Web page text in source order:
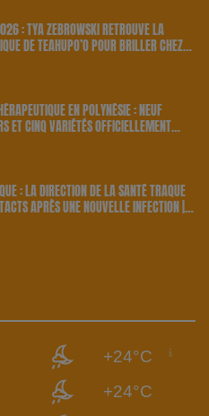
: TYA ZEBROWSKI RETROUVE LA
DE TEAHUPO’O POUR BRILLER CHEZ
EN POLYNÉSIE : NEUF
ET CINQ VARIÉTÉS OFFICIELLEMENT
: LA DIRECTION DE LA SANTÉ TRAQUE
APRÈS UNE NOUVELLE INFECTION |
+24°C
+24°C